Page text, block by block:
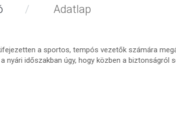
Adatlap
a sportos, tempós vezetők számára
időszakban úgy, hogy közben a biztonságról